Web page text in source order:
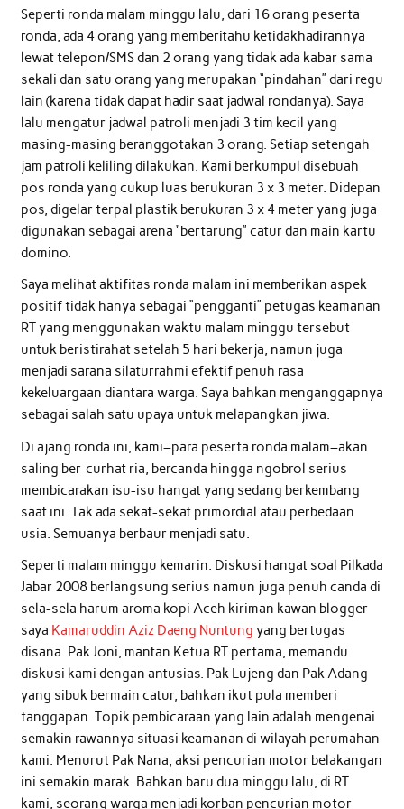
Seperti ronda malam minggu lalu, dari 16 orang peserta
ronda, ada 4 orang yang memberitahu ketidakhadirannya
lewat telepon/SMS dan 2 orang yang tidak ada kabar sama
sekali dan satu orang yang merupakan “pindahan” dari regu
lain (karena tidak dapat hadir saat jadwal rondanya). Saya
lalu mengatur jadwal patroli menjadi 3 tim kecil yang
masing-masing beranggotakan 3 orang. Setiap setengah
jam patroli keliling dilakukan. Kami berkumpul disebuah
pos ronda yang cukup luas berukuran 3 x 3 meter. Didepan
pos, digelar terpal plastik berukuran 3 x 4 meter yang juga
digunakan sebagai arena “bertarung” catur dan main kartu
domino.
Saya melihat aktifitas ronda malam ini memberikan aspek
positif tidak hanya sebagai “pengganti” petugas keamanan
RT yang menggunakan waktu malam minggu tersebut
untuk beristirahat setelah 5 hari bekerja, namun juga
menjadi sarana silaturrahmi efektif penuh rasa
kekeluargaan diantara warga. Saya bahkan menganggapnya
sebagai salah satu upaya untuk melapangkan jiwa.
Di ajang ronda ini, kami–para peserta ronda malam–akan
saling ber-curhat ria, bercanda hingga ngobrol serius
membicarakan isu-isu hangat yang sedang berkembang
saat ini. Tak ada sekat-sekat primordial atau perbedaan
usia. Semuanya berbaur menjadi satu.
Seperti malam minggu kemarin. Diskusi hangat soal Pilkada
Jabar 2008 berlangsung serius namun juga penuh canda di
sela-sela harum aroma kopi Aceh kiriman kawan blogger
saya Kamaruddin Aziz Daeng Nuntung yang bertugas
disana. Pak Joni, mantan Ketua RT pertama, memandu
diskusi kami dengan antusias. Pak Lujeng dan Pak Adang
yang sibuk bermain catur, bahkan ikut pula memberi
tanggapan. Topik pembicaraan yang lain adalah mengenai
semakin rawannya situasi keamanan di wilayah perumahan
kami. Menurut Pak Nana, aksi pencurian motor belakangan
ini semakin marak. Bahkan baru dua minggu lalu, di RT
kami, seorang warga menjadi korban pencurian motor